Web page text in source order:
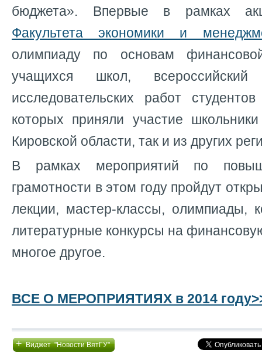
бюджета». Впервые в рамках
Факультета экономики и
олимпиаду по основам
учащихся школ,
исследовательских работ
которых приняли участие
Кировской области, так и из других
В рамках мероприятий по
грамотности в этом году пройдут
лекции, мастер-классы, олимпиады,
литературные конкурсы на
многое другое.
ВСЕ О МЕРОПРИЯТИЯХ в 2014
+Виджет "Новости ВятГУ"